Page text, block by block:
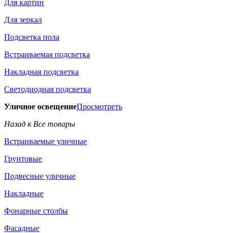
Для картин
Для зеркал
Подсветка пола
Встраиваемая подсветка
Накладная подсветка
Светодиодная подсветка
Уличное освещениеПросмотреть
Назад к Все товары
Встраиваемые уличные
Грунтовые
Подвесные уличные
Накладные
Фонарные столбы
Фасадные